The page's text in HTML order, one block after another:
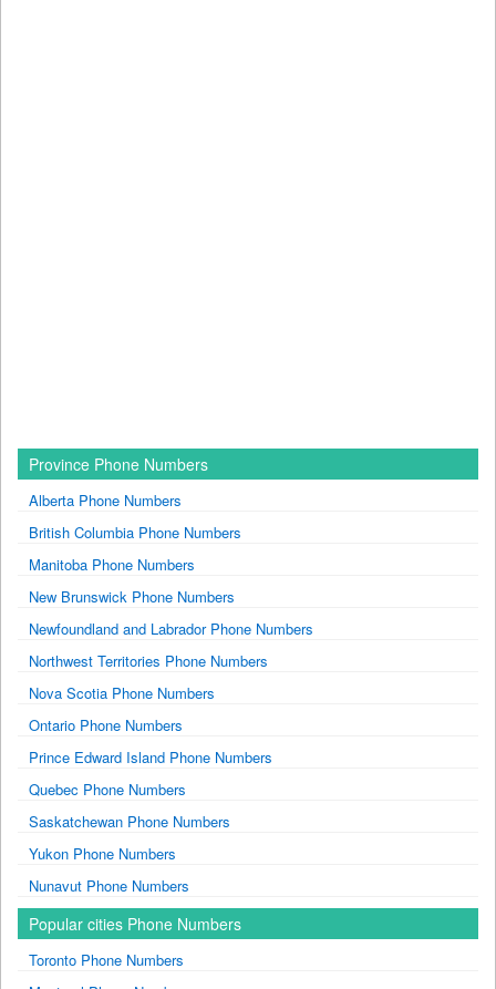
Province Phone Numbers
Alberta Phone Numbers
British Columbia Phone Numbers
Manitoba Phone Numbers
New Brunswick Phone Numbers
Newfoundland and Labrador Phone Numbers
Northwest Territories Phone Numbers
Nova Scotia Phone Numbers
Ontario Phone Numbers
Prince Edward Island Phone Numbers
Quebec Phone Numbers
Saskatchewan Phone Numbers
Yukon Phone Numbers
Nunavut Phone Numbers
Popular cities Phone Numbers
Toronto Phone Numbers